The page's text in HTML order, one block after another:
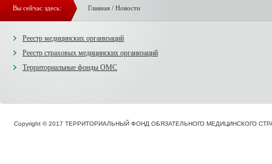
Вы сейчас здесь: Главная/ Новости
Реестр медицинских организаций
Реестр страховых медицинских организаций
Территориальные фонды ОМС
Copyright © 2017 ТЕРРИТОРИАЛЬНЫЙ ФОНД ОБЯЗАТЕЛЬНОГО МЕДИЦИНСКОГО